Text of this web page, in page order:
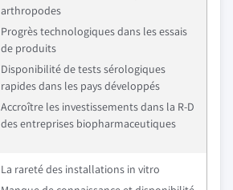
arthropodes
Progrès technologiques dans les essais
de produits
Disponibilité de tests sérologiques
rapides dans les pays développés
Accroître les investissements dans la R-D
des entreprises biopharmaceutiques
La rareté des installations in vitro